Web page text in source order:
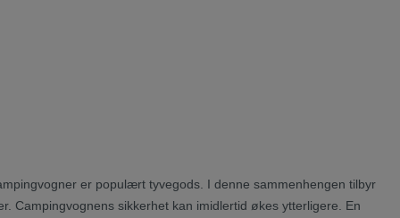
er populært tyvegods. I denne sammenhengen tilbyr
Campingvognens sikkerhet kan imidlertid økes ytterligere. En